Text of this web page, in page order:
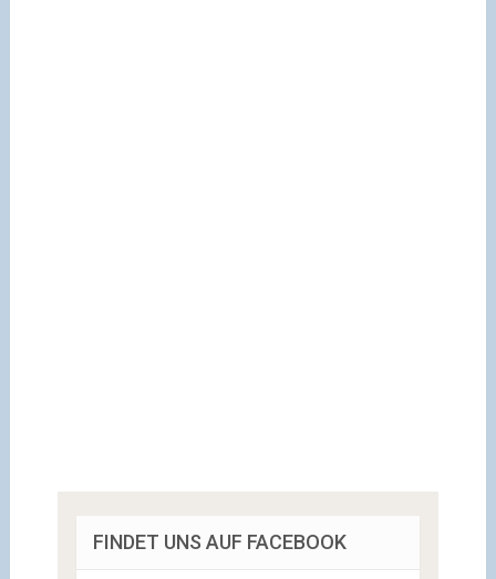
FINDET UNS AUF FACEBOOK